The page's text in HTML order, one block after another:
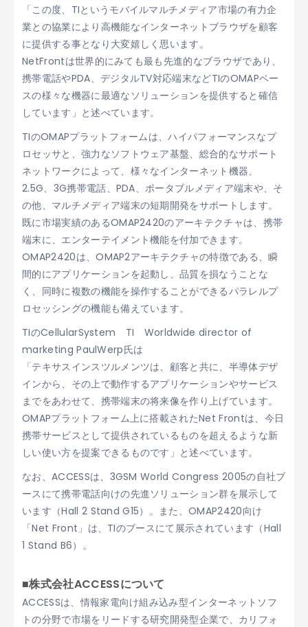
「この度、TIというモバイルマルチメディア市場の有力企
業との協業により高機能なインターネットブラウザを顧客
に提供する事となり大変嬉しく思います。
NetFrontは世界的にみても最も先進的なブラウザであり、
携帯電話やPDA、デジタルTV対応端末などTIのOMAPベー
スの様々な機器に最適なソリューションを提供すると確信
しています」と述べています。
TIのOMAPプラットフォームは、ハイパフォーマンスなプ
ロセッサと、強力なソフトウェア基盤、総合的なサポート
ネットワークによって、様々なインターネット機器、
2.5G、3G携帯電話、PDA、ポータブルメディア端末や、そ
の他、マルチメディア端末の短期開発をサポートします。
既に市場実績のあるOMAP2420のアーキテクチャは、携帯
端末に、エンターテイメント機能を付加できます。
OMAP2420は、OMAP2アーキテクチャの特徴である、瞬
間的にアプリケーションを起動し、品質を損なうことな
く、同時に複数の機能を操作することができるパラレルプ
ロセッシングの機能も備えています。
TIのCellularSystem TI Worldwide director of
marketing PaulWerp氏は
「テキサスインスツルメンツは、顧客と共に、半導体デザ
インから、その上で動作するアプリケーションやサービス
までをあわせて、携帯端末の将来像を作り上げています。
OMAPプラットフォーム上に搭載されたNet Frontは、今日
携帯サービスとして提供されているものを超えるような新
しい使い方を提案できるものです」と述べています。
なお、ACCESSは、3GSM World Congress 2005の自社ブ
ースにて携帯電話向けの先進ソリューション群を展示して
います（Hall 2 Stand G15）。また、OMAP2420向け
「Net Front」は、TIのブースにて展示されています（Hall
1 Stand B6）。
■株式会社ACCESSについて
ACCESSは、情報家電向け組み込み型インターネットソフ
トの分野で市場をリードする研究開発型企業で、カリフォ